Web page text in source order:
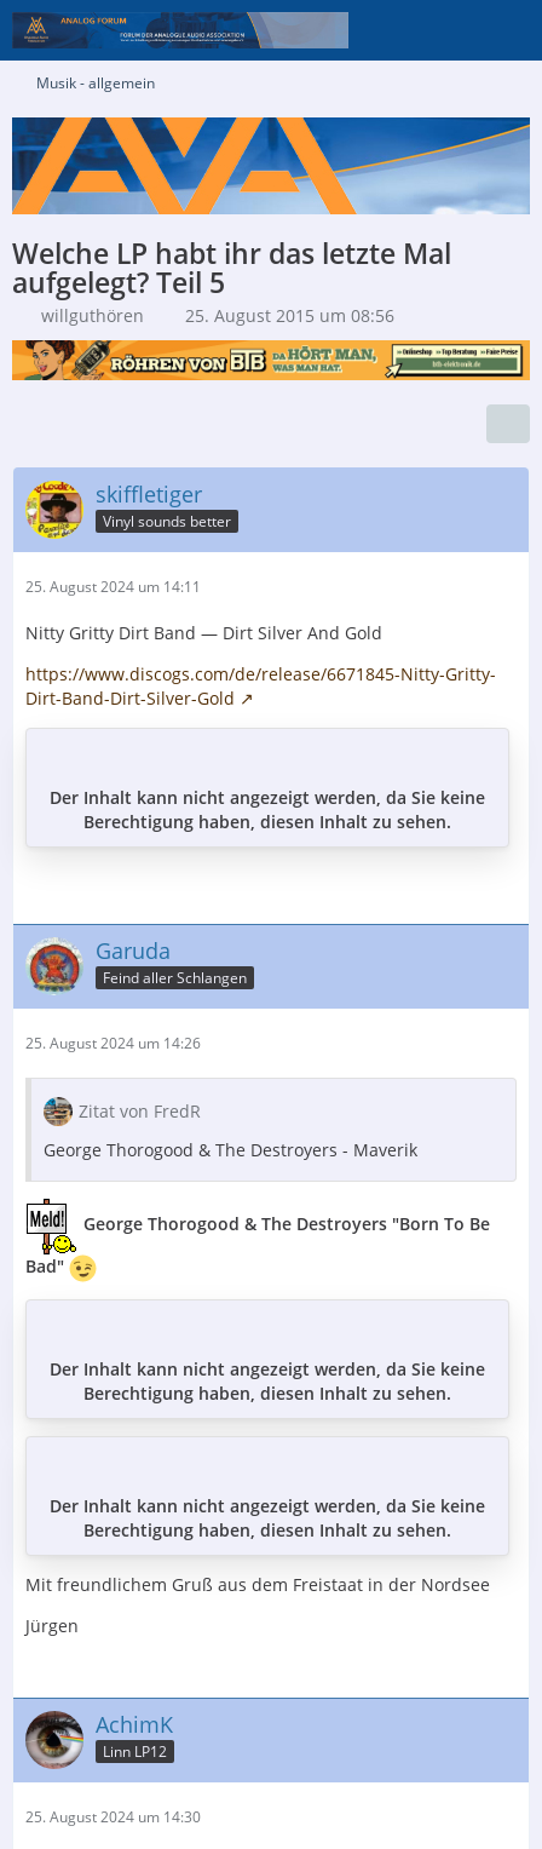
Musik - allgemein
Welche LP habt ihr das letzte Mal
aufgelegt? Teil 5
willguthören 25. August 2015 um 08:56
skiffletiger
Vinyl sounds better
25. August 2024 um 14:11
Nitty Gritty Dirt Band — Dirt Silver And Gold
https://www.discogs.com/de/release/6671845-Nitty-Gritty-
Dirt-Band-Dirt-Silver-Gold
Der Inhalt kann nicht angezeigt werden, da Sie keine
Berechtigung haben, diesen Inhalt zu sehen.
Garuda
Feind aller Schlangen
25. August 2024 um 14:26
Zitat von FredR
George Thorogood & The Destroyers - Maverik
George Thorogood & The Destroyers "Born To Be
Bad"
Der Inhalt kann nicht angezeigt werden, da Sie keine
Berechtigung haben, diesen Inhalt zu sehen.
Der Inhalt kann nicht angezeigt werden, da Sie keine
Berechtigung haben, diesen Inhalt zu sehen.
Mit freundlichem Gruß aus dem Freistaat in der Nordsee
Jürgen
AchimK
Linn LP12
25. August 2024 um 14:30